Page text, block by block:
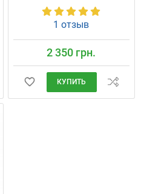
1 отзыв
2 350 грн.
КУПИТЬ